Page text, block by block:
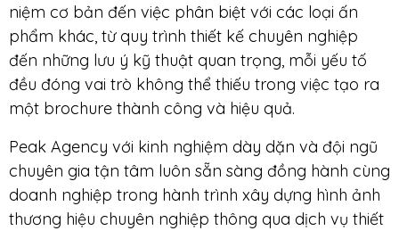
niệm cơ bản đến việc phân biệt với các loại ấn
phẩm khác, từ quy trình thiết kế chuyên nghiệp
đến những lưu ý kỹ thuật quan trọng, mỗi yếu tố
đều đóng vai trò không thể thiếu trong việc tạo ra
một brochure thành công và hiệu quả.
Peak Agency với kinh nghiệm dày dặn và đội ngũ
chuyên gia tận tâm luôn sẵn sàng đồng hành cùng
doanh nghiệp trong hành trình xây dựng hình ảnh
thương hiệu chuyên nghiệp thông qua dịch vụ thiết